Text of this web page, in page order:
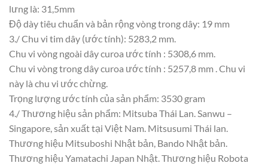
lưng là: 31,5mm
Độ dày tiêu chuẩn và bản rộng vòng trong dây: 19 mm
3./ Chu vi tim dây (ước tính): 5283,2 mm.
Chu vi vòng ngoài dây curoa ước tính : 5308,6 mm.
Chu vi vòng trong dây curoa ước tính : 5257,8 mm . Chu vi
này là chu vi ước chừng.
Trọng lượng ước tính của sản phẩm: 3530 gram
4./ Thương hiệu sản phẩm: Mitsuba Thái Lan. Sanwu –
Singapore, sản xuất tại Việt Nam. Mitsusumi Thái lan.
Thương hiệu Mitsuboshi Nhật bản, Bando Nhật bản.
Thương hiệu Yamatachi Japan Nhật. Thương hiệu Robota